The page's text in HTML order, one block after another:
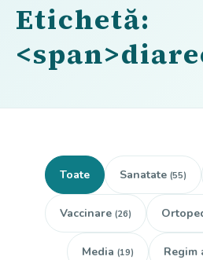
Etichetă:
Toate Sanatate (55)
Vaccinare (26)
Media (19) Regim